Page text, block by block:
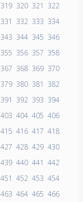
319 320 321
322
331 332 333 334
343 344 345 346
355 356 357 358
367 368 369 370
379 380 381
382
391 392 393 394
403 404 405 406
415 416 417 418
427 428 429 430
439 440 441 442
451 452 453 454
463 464 465 466